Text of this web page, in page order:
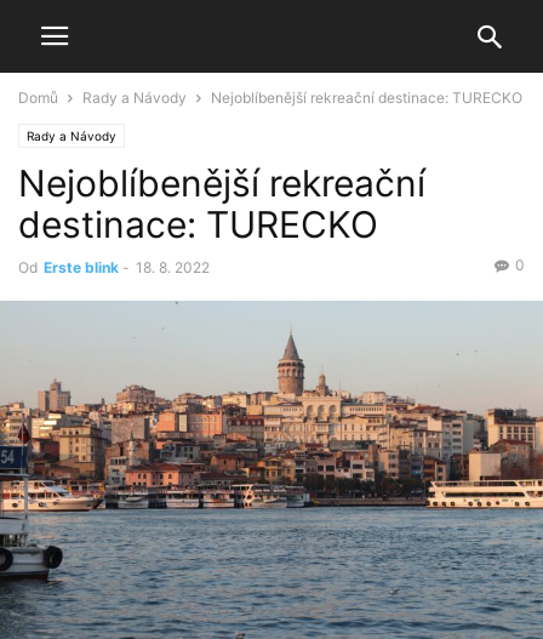
Domů Rady a Návody Nejoblíbenější rekreační destinace: TURECKO
Rady a Návody
Nejoblíbenější rekreační
destinace: TURECKO
Od Erste blink - 18. 8. 2022 0
Nezbytné
Tyto